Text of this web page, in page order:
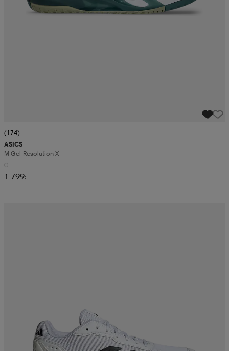
(174)
ASICS
M Gel-Resolution X
1 799:-